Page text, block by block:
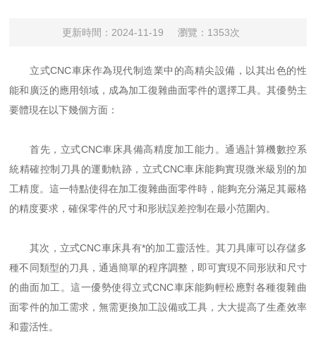
更新時間：2024-11-19 瀏覽：1353次
立式CNC車床作為現代制造業中的高精尖設備，以其出色的性
能和廣泛的應用領域，成為加工復雜曲面零件的選擇工具。其優勢主
要體現在以下幾個方面：
首先，立式CNC車床具備高精度加工能力。通過計算機數控系
統精確控制刀具的運動軌跡，立式CNC車床能夠實現微米級別的加
工精度。這一特點使得在加工復雜曲面零件時，能夠充分滿足其嚴格
的精度要求，確保零件的尺寸和形狀誤差控制在最小范圍內。
其次，立式CNC車床具有*的加工靈活性。其刀具庫可以存儲多
種不同類型的刀具，通過簡單的程序調整，即可實現不同形狀和尺寸
的曲面加工。這一優勢使得立式CNC車床能夠輕松應對各種復雜曲
面零件的加工需求，無需更換加工設備或工具，大大提高了生產效率
和靈活性。